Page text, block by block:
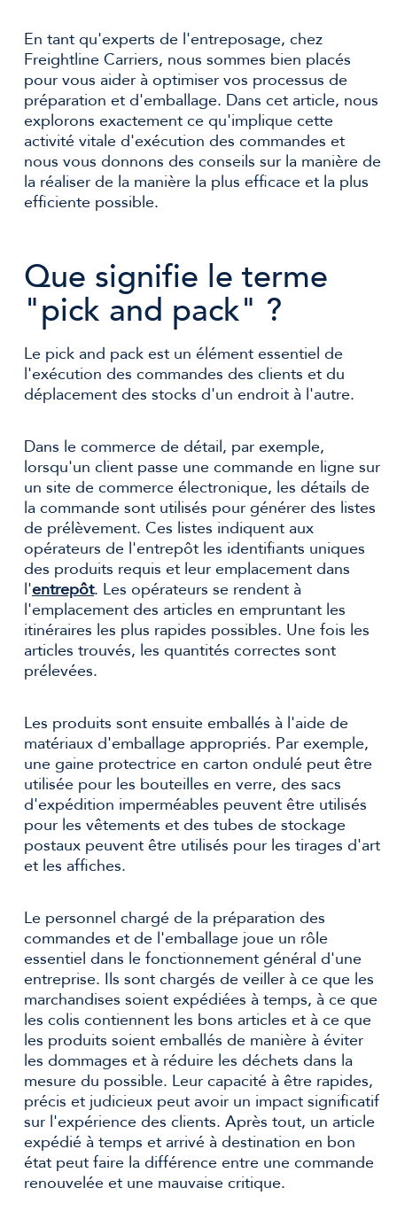
En tant qu'experts de l'entreposage, chez
Freightline Carriers, nous sommes bien placés
pour vous aider à optimiser vos processus de
préparation et d'emballage. Dans cet article, nous
explorons exactement ce qu'implique cette
activité vitale d'exécution des commandes et
nous vous donnons des conseils sur la manière de
la réaliser de la manière la plus efficace et la plus
efficiente possible.
Que signifie le terme
"pick and pack" ?
Le pick and pack est un élément essentiel de
l'exécution des commandes des clients et du
déplacement des stocks d'un endroit à l'autre.
Dans le commerce de détail, par exemple,
lorsqu'un client passe une commande en ligne sur
un site de commerce électronique, les détails de
la commande sont utilisés pour générer des listes
de prélèvement. Ces listes indiquent aux
opérateurs de l'entrepôt les identifiants uniques
des produits requis et leur emplacement dans
l'entrepôt. Les opérateurs se rendent à
l'emplacement des articles en empruntant les
itinéraires les plus rapides possibles. Une fois les
articles trouvés, les quantités correctes sont
prélevées.
Les produits sont ensuite emballés à l'aide de
matériaux d'emballage appropriés. Par exemple,
une gaine protectrice en carton ondulé peut être
utilisée pour les bouteilles en verre, des sacs
d'expédition imperméables peuvent être utilisés
pour les vêtements et des tubes de stockage
postaux peuvent être utilisés pour les tirages d'art
et les affiches.
Le personnel chargé de la préparation des
commandes et de l'emballage joue un rôle
essentiel dans le fonctionnement général d'une
entreprise. Ils sont chargés de veiller à ce que les
marchandises soient expédiées à temps, à ce que
les colis contiennent les bons articles et à ce que
les produits soient emballés de manière à éviter
les dommages et à réduire les déchets dans la
mesure du possible. Leur capacité à être rapides,
précis et judicieux peut avoir un impact significatif
sur l'expérience des clients. Après tout, un article
expédié à temps et arrivé à destination en bon
état peut faire la différence entre une commande
renouvelée et une mauvaise critique.